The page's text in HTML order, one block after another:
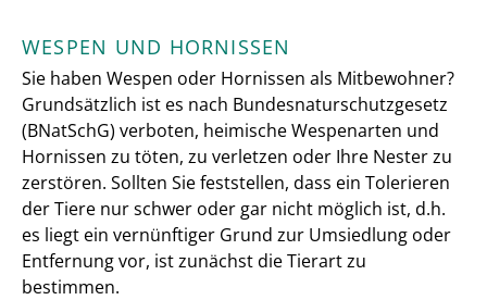
WESPEN UND HORNISSEN
Sie haben Wespen oder Hornissen als Mitbewohner?
Grundsätzlich ist es nach Bundesnaturschutzgesetz
(BNatSchG) verboten, heimische Wespenarten und
Hornissen zu töten, zu verletzen oder Ihre Nester zu
zerstören. Sollten Sie feststellen, dass ein Tolerieren
der Tiere nur schwer oder gar nicht möglich ist, d.h.
es liegt ein vernünftiger Grund zur Umsiedlung oder
Entfernung vor, ist zunächst die Tierart zu
bestimmen.